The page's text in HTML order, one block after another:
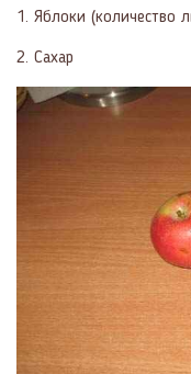
1. Яблоки (количество
2. Сахар